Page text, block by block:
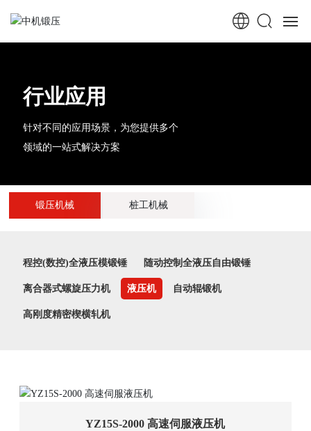
走进中机
中机新闻
桩工机械
服务中心
联系中机
针对不同的应用场景，为您提供多个
领域的一站式解决方案
行业应用
锻压机械 桩工机械
程控(数控)全液压模锻锤 随动控制全液压自由锻锤
离合器式螺旋压力机 液压机 自动辊锻机
高刚度精密楔横轧机
YZ15S-2000 高速伺服液压机